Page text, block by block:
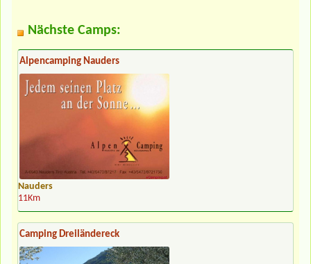
Nächste Camps:
Alpencamping Nauders
Nauders
11Km
Camping Dreiländereck